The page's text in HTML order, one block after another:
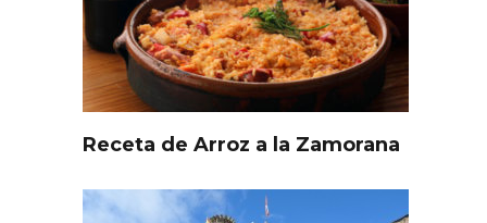
Receta de Arroz a la Zamorana